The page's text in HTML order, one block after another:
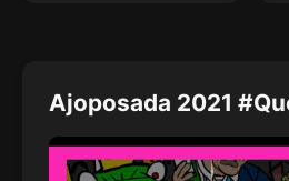
Ajoposada 2021